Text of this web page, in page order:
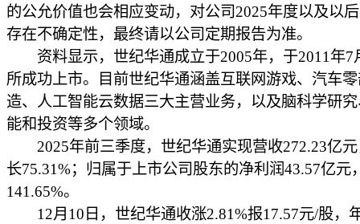
的公允价值也会相应变动，对公司2025年度以及以
存在不确定性，最终请以公司定期报告为准。
资料显示，世纪华通成立于2005年，于2011年7
所成功上市。目前世纪华通涵盖互联网游戏、汽车
造、人工智能云数据三大主营业务，以及脑科学研
能和投资等多个领域。
2025年前三季度，世纪华通实现营收272.23亿元
长75.31%；归属于上市公司股东的净利润43.57亿元
141.65%。
12月10日，世纪华通收涨2.81%报17.57元/股，